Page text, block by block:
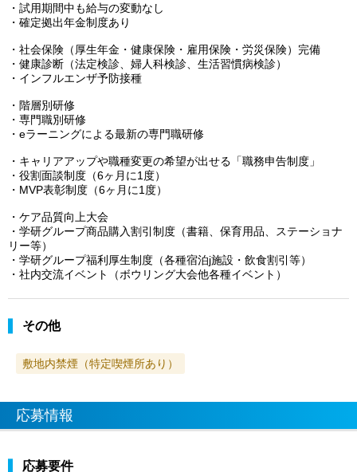
・試用期間中も給与の変動なし
・確定拠出年金制度あり
・社会保険（厚生年金・健康保険・雇用保険・労災保険）完備
・健康診断（法定検診、婦人科検診、生活習慣病検診）
・インフルエンザ予防接種
・階層別研修
・専門職別研修
・eラーニングによる最新の専門職研修
・キャリアアップや職種変更の希望が出せる「職務申告制度」
・役割面談制度（6ヶ月に1度）
・MVP表彰制度（6ヶ月に1度）
・ケア品質向上大会
・学研グループ商品購入割引制度（書籍、保育用品、ステーショナ
リー等）
・学研グループ福利厚生制度（各種宿泊j施設・飲食割引等）
・社内交流イベント（ボウリング大会他各種イベント）
その他
敷地内禁煙（特定喫煙所あり）
応募情報
応募要件